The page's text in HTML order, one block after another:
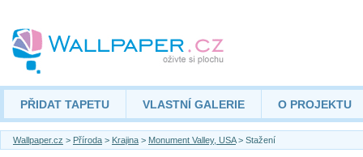
PŘIDAT TAPETU VLASTNÍ GALERIE O PROJEKTU
Wallpaper.cz > Příroda > Krajina > Monument Valley, USA> Stažení